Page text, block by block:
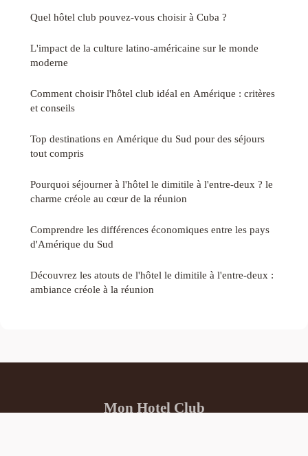
Quel hôtel club pouvez-vous choisir à Cuba ?
L'impact de la culture latino-américaine sur le monde
moderne
Comment choisir l'hôtel club idéal en Amérique : critères
et conseils
Top destinations en Amérique du Sud pour des séjours
tout compris
Pourquoi séjourner à l'hôtel le dimitile à l'entre-deux ? le
charme créole au cœur de la réunion
Comprendre les différences économiques entre les pays
d'Amérique du Sud
Découvrez les atouts de l'hôtel le dimitile à l'entre-deux :
ambiance créole à la réunion
Mon Hotel Club